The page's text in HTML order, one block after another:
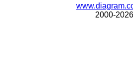
2000-2026